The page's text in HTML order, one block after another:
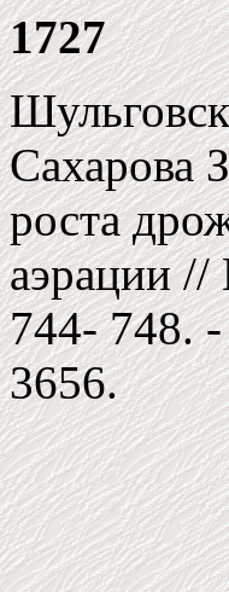
1727
Сахарова
роста
аэрации
744- 748.
3656.